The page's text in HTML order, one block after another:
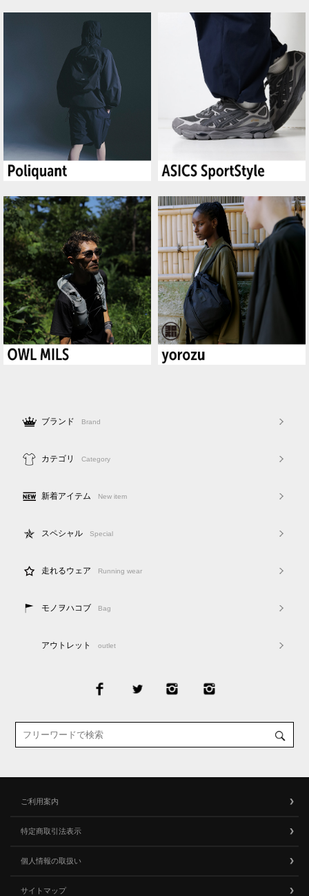
ブランド Brand
カテゴリ Category
新着アイテム New item
スペシャル Special
走れるウェア Running wear
モノヲハコブ Bag
アウトレット outlet
ご利用案内
特定商取引法表示
個人情報の取扱い
サイトマップ